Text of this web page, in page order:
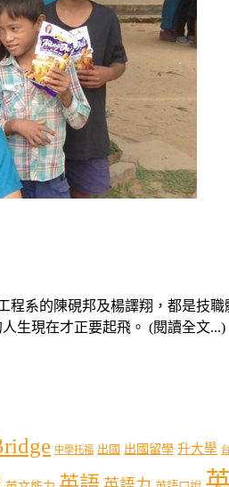
系的陳硯邦及楊譯翔，都是技
生現在才正要起飛。 (閱讀全文...)
中學托福 出國 出國留學 升大學